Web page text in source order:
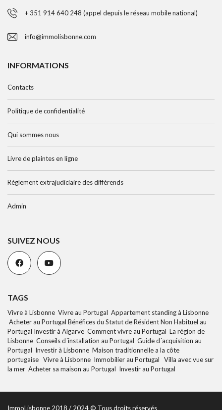
+ 351 914 640 248 (appel depuis le réseau mobile national)
info@immolisbonne.com
INFORMATIONS
Contacts
Politique de confidentialité
Qui sommes nous
Livre de plaintes en ligne
Règlement extrajudiciaire des différends
Admin
SUIVEZ NOUS
TAGS
Vivre à Lisbonne Vivre au Portugal Appartement standing à Lisbonne
Acheter au Portugal Bénéfices du Statut de Résident Non Habituel au
Portugal Investir à Algarve Comment vivre au Portugal La région de
Lisbonne Conseils d´installation au Portugal Guide d´acquisition au
Portugal Investir à Lisbonne Maison traditionnelle a la côte
portugaise Vivre à Lisbonne Immobilier au Portugal Villa avec vue sur
la mer Acheter sa maison au Portugal Investir au Portugal
ImmoLisbonne 2018 / 2024 © Tous droits réservés